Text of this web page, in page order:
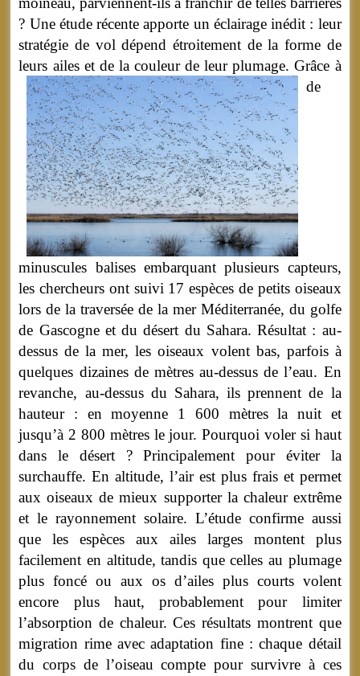
? Une étude récente apporte un éclairage inédit : leur
stratégie de vol dépend étroitement de la forme de
leurs ailes et de la couleur de leur plumage.Grâce à
de
minuscules balises embarquant plusieurs capteurs,
les chercheurs ont suivi 17 espèces de petits oiseaux
lors de la traversée de la mer Méditerranée, du golfe
de Gascogne et du désert du Sahara. Résultat : au-
dessus de la mer, les oiseaux volent bas, parfois à
quelques dizaines de mètres au-dessus de l’eau. En
revanche, au-dessus du Sahara, ils prennent de la
hauteur : en moyenne 1 600 mètres la nuit et
jusqu’à 2 800 mètres le jour. Pourquoi voler si haut
dans le désert ? Principalement pour éviter la
surchauffe. En altitude, l’air est plus frais et permet
aux oiseaux de mieux supporter la chaleur extrême
et le rayonnement solaire. L’étude confirme aussi
que les espèces aux ailes larges montent plus
facilement en altitude, tandis que celles au plumage
plus foncé ou aux os d’ailes plus courts volent
encore plus haut, probablement pour limiter
l’absorption de chaleur. Ces résultats montrent que
migration rime avec adaptation fine : chaque détail
du corps de l’oiseau compte pour survivre à ces